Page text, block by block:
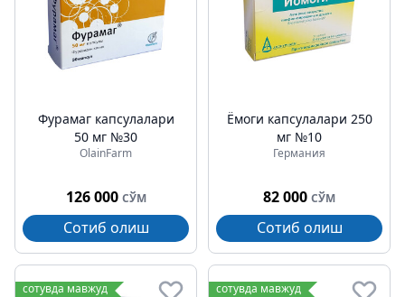
Фурамаг капсулалари
50 мг №30
OlainFarm
126 000 СЎМ
Сотиб олиш
Ёмоги капсулалари 250
мг №10
Германия
82 000 СЎМ
Сотиб олиш
сотувда мавжуд сотувда мавжуд